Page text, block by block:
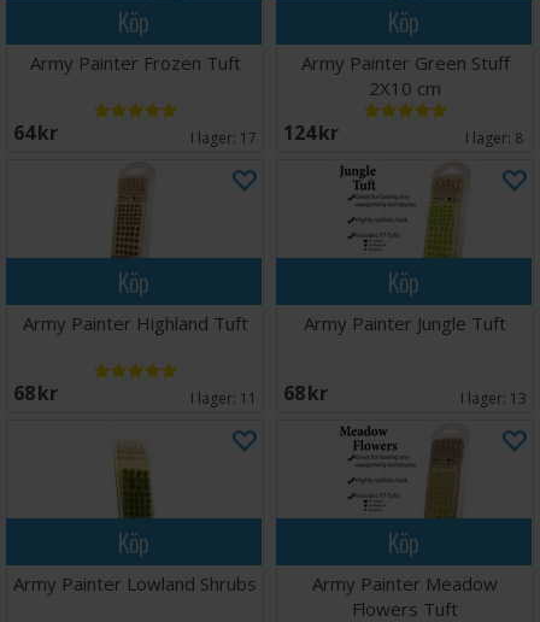
Köp
Army Painter Frozen Tuft
64 SEK I lager: 17
Köp
Army Painter Green Stuff
2X10 cm
124 SEK I lager: 8
Köp
Army Painter Highland Tuft
68 SEK I lager: 11
Köp
Army Painter Jungle Tuft
68 SEK I lager: 13
Köp
Army Painter Lowland Shrubs
Köp
Army Painter Meadow
Flowers Tuft